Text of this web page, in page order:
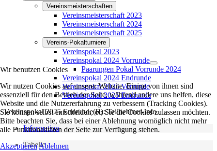
Vereinsmeisterschaften
Vereinsmeisterschaft 2023
Vereinsmeisterschaft 2024
Vereinsmeisterschaft 2025
Vereins-Pokalturniere
Vereinspokal 2023
Vereinspokal 2024 Vorrunde
Paarungen Pokal Vorrunde 2024
Vereinspokal 2024 Endrunde
Vereinspokal 2025 Vorrunde
Vereinspokal 2025 Endrunde
Vereinspokal 2025 Endrunde(R): Teilnehmer-Info
Information
Tabelle
Wir benutzen Cookies
Wir nutzen Cookies auf unserer Website. Einige von ihnen sind
essenziell für den Betrieb der Seite, während andere uns helfen, diese
Website und die Nutzererfahrung zu verbessern (Tracking Cookies).
Sie können selbst entscheiden, ob Sie die Cookies zulassen möchten.
Bitte beachten Sie, dass bei einer Ablehnung womöglich nicht mehr
alle Funktionalitäten der Seite zur Verfügung stehen.
AkzeptierenAblehnen